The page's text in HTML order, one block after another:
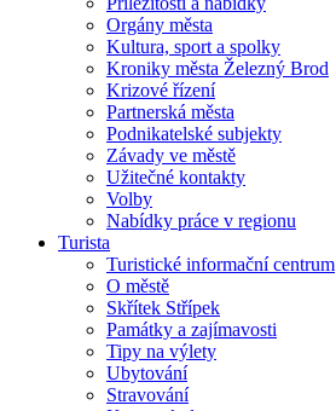
Orgány města
Kultura, sport a spolky
Kroniky města Železný Brod
Krizové řízení
Partnerská města
Podnikatelské subjekty
Závady ve městě
Užitečné kontakty
Volby
Nabídky práce v regionu
Turista
Turistické informační centrum
O městě
Skřítek Střípek
Památky a zajímavosti
Tipy na výlety
Ubytování
Stravování